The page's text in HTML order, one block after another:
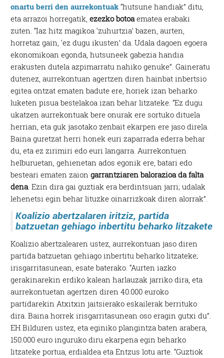
onartu berri den aurrekontuak “hutsune handiak” ditu,
eta arrazoi horregatik,ezezko botoaematea erabaki
zuten. “Iaz hitz magikoa ‘zuhurtzia’ bazen, aurten,
horretaz gain, ‘ez dugu ikusten’ da. Udala dagoen egoera
ekonomikoan egonda, hutsuneek gabezia handia
erakusten dutela azpimarratu nahiko genuke”. Gaineratu
dutenez, aurrekontuan agertzen diren hainbat inbertsio
egitea ontzat ematen badute ere, horiek izan beharko
luketen pisua bestelakoa izan behar litzateke. “Ez dugu
ukatzen aurrekontuak bere onurak ere sortuko dituela
herrian, eta guk jasotako zenbait ekarpen ere jaso direla.
Baina guretzat herri honek euri zaparrada ederra behar
du, eta ez zirimiri edo euri langarra. Aurrekontuen
helburuetan, gehienetan ados egonik ere, batari edo
besteari ematen zaiongarrantziaren balorazioa da falta
dena. Ezin dira gai guztiak era berdintsuan jarri; udalak
lehenetsi egin behar lituzke oinarrizkoak diren alorrak”.
Koalizio abertzalaren iritziz, partida
batzuetan gehiago inbertitu beharko litzakete
Koalizio abertzalearen ustez, aurrekontuan jaso diren
partida batzuetan gehiago inbertitu beharko litzateke;
irisgarritasunean, esate baterako. “Aurten iazko
gerakinarekin erdiko kalean harlauzak jarriko dira, eta
aurrekontuetan agertzen diren 40.000 euroko
partidarekin Atxitxin jaitsierako eskailerak berrituko
dira. Baina horrek irisgarritasunean oso eragin gutxi du”.
EH Bilduren ustez, eta eginiko plangintza baten arabera,
150.000 euro inguruko diru ekarpena egin beharko
litzateke portua, erdialdea eta Entzus lotu arte. “Guztiok